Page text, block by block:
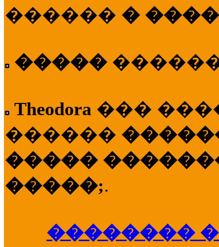
������ �
�����
Theodora ���
������
�����
�����;.
��������